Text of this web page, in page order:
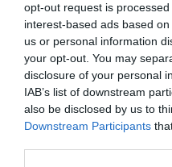
opt-out request is
interest-based ads based
us or personal information
your opt-out. You may
disclosure of your personal
IAB’s list of downstream
also be disclosed by us to
Downstream Participants